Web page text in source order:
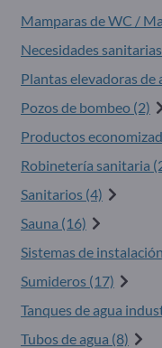
Mamparas de WC /
Necesidades
Plantas elevadoras de
Pozos de bombeo (2)
Productos
Robinetería sanitaria
Sanitarios (4)
Sauna (16)
Sistemas de
Sumideros (17)
Tanques de agua
Tubos de agua (8)